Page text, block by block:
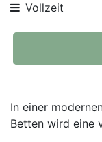
Vollzeit
In einer
Betten wird eine